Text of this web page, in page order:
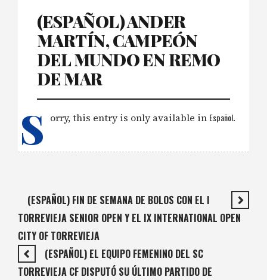
(ESPAÑOL) ANDER
MARTÍN, CAMPEÓN
DEL MUNDO EN REMO
DE MAR
S orry, this entry is only available in Español.
(ESPAÑOL) FIN DE SEMANA DE BOLOS CON EL I
TORREVIEJA SENIOR OPEN Y EL IX INTERNATIONAL OPEN
CITY OF TORREVIEJA
(ESPAÑOL) EL EQUIPO FEMENINO DEL SC
TORREVIEJA CF DISPUTÓ SU ÚLTIMO PARTIDO DE